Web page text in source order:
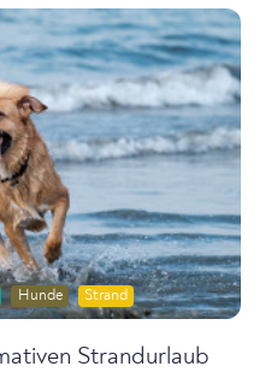
Hunde Strand
Strandurlaub